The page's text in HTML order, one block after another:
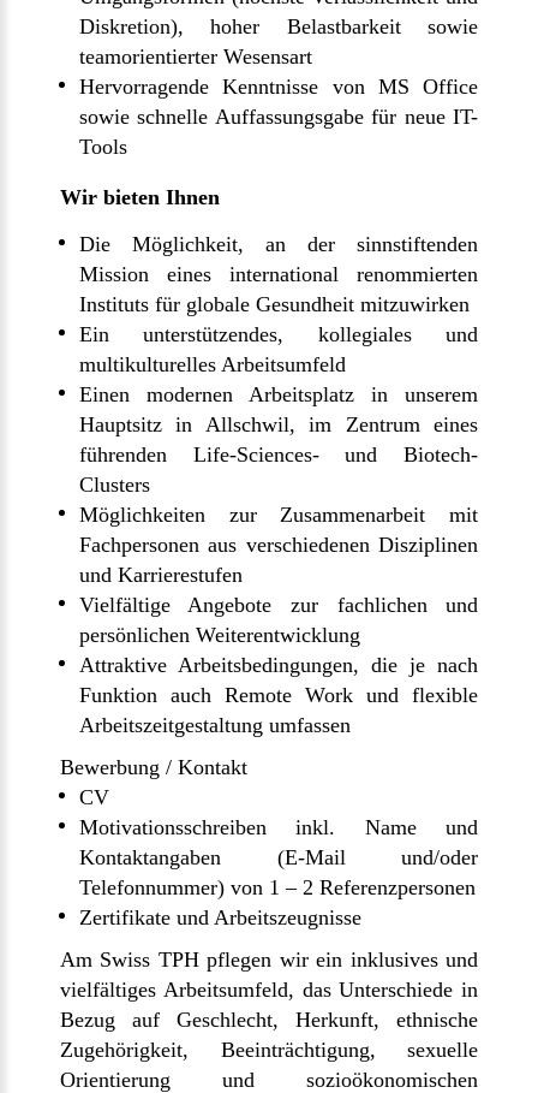
Diskretion), hoher Belastbarkeit sowie
teamorientierter Wesensart
Hervorragende Kenntnisse von MS Office
sowie schnelle Auffassungsgabe für neue IT-
Tools
Wir bieten Ihnen
Die Möglichkeit, an der sinnstiftenden
Mission eines international renommierten
Instituts für globale Gesundheit mitzuwirken
Ein unterstützendes, kollegiales und
multikulturelles Arbeitsumfeld
Einen modernen Arbeitsplatz in unserem
Hauptsitz in Allschwil, im Zentrum eines
führenden Life-Sciences- und Biotech-
Clusters
Möglichkeiten zur Zusammenarbeit mit
Fachpersonen aus verschiedenen Disziplinen
und Karrierestufen
Vielfältige Angebote zur fachlichen und
persönlichen Weiterentwicklung
Attraktive Arbeitsbedingungen, die je nach
Funktion auch Remote Work und flexible
Arbeitszeitgestaltung umfassen
Bewerbung / Kontakt
CV
Motivationsschreiben inkl. Name und
Kontaktangaben (E-Mail und/oder
Telefonnummer) von 1 – 2 Referenzpersonen
Zertifikate und Arbeitszeugnisse
Am Swiss TPH pflegen wir ein inklusives und
vielfältiges Arbeitsumfeld, das Unterschiede in
Bezug auf Geschlecht, Herkunft, ethnische
Zugehörigkeit, Beeinträchtigung, sexuelle
Orientierung und sozioökonomischen